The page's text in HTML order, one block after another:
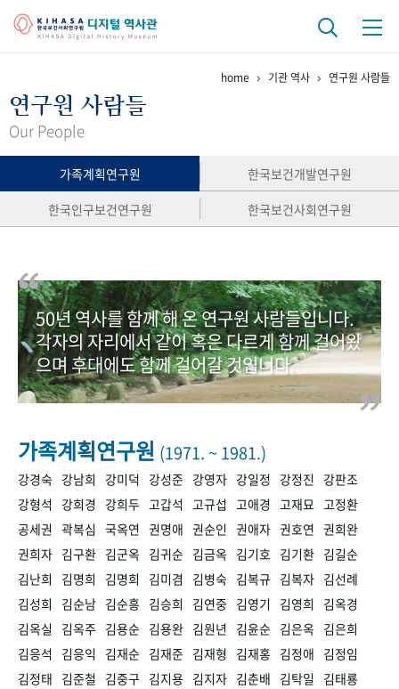
걸어온 길 기관 변천사
연구 역사
정책과 연구 키워드로 보는 연구 역사
연구자들
간행물 변천사
기록물 아카이브
사진 아카이브 문서 기록물 행정박물 영상 기록물
50+1주년 기념
+1
VR 역사관
home 기관 역사 연구원 사람들
연구원 사람들
Our People
가족계획연구원
한국보건개발연구원
한국인구보건연구원
한국보건사회연구원
50년 역사를 함께 해 온 연구원 사람들입니다.
각자의 자리에서 같이 혹은 다르게 함께 걸어왔
으며 후대에도 함께 걸어갈 것입니다.
가족계획연구원 (1971. ~ 1981.)
강경숙 강남희 강미덕 강성준 강영자 강일정 강정진
강판조
강형석
강희경 강희두 고갑석 고규섭 고애경 고재묘 고정환
공세권 곽복심 국옥연 권명애 권순인 권애자 권호연 권희완
권희자 김구환 김군옥 김귀순 김금옥 김기호 김기환 김길순
김난희
김명희 김명희 김미겸 김병숙 김복규 김복자 김선례
김성희
김순남 김순흥 김승희 김연중 김영기 김영희
김옥경
김옥실
김옥주 김용순 김용완 김원년 김윤순 김은옥 김은희
김응석
김응익 김재순 김재준 김재형 김재홍 김정애 김정임
김정태 김준철 김중구 김지용 김지자 김춘배 김탁일
김태룡